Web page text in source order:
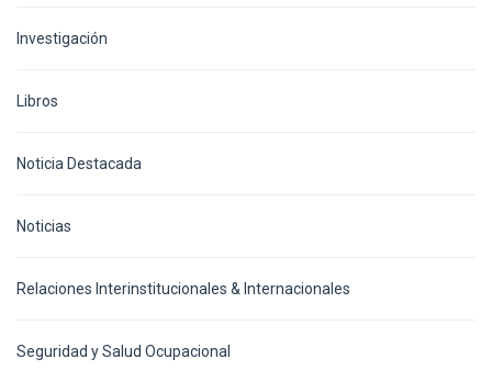
Investigación
Libros
Noticia Destacada
Noticias
Relaciones Interinstitucionales & Internacionales
Seguridad y Salud Ocupacional